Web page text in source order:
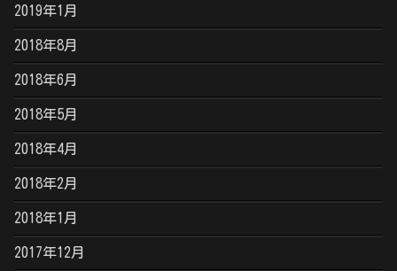
2019年1月
2018年8月
2018年6月
2018年5月
2018年4月
2018年2月
2018年1月
2017年12月